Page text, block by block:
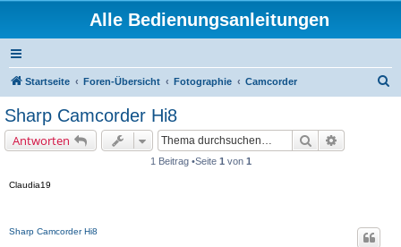
Alle Bedienungsanleitungen
Startseite Foren-Übersicht Fotographie Camcorder
Sharp Camcorder Hi8
Antworten Suche
1 Beitrag •Seite 1 von 1
Claudia19
Sharp Camcorder Hi8